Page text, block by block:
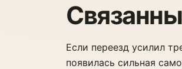
Если переезд усилил
появилась сильная